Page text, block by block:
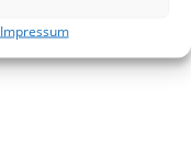
Impressum